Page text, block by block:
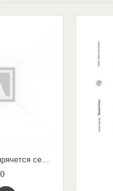
Книга, в которой прячется семейное счастье. О мудром воспитании без помощи психолога